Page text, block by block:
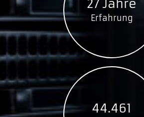
27 Jahre
Erfahrung
44.461